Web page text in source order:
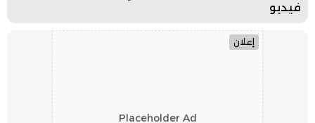
فيديو
إعلان
Placeholder Ad